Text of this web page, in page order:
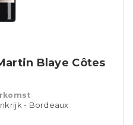
Blaye Côtes
- Bordeaux